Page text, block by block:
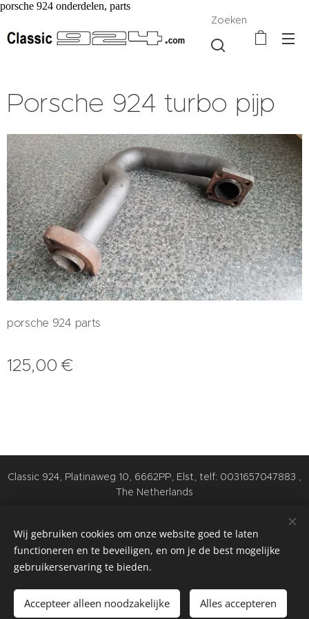
porsche 924 onderdelen, parts
Zoeken
Porsche 924 turbo pijp
porsche 924 parts
125,00 €
Toevoegen aan de winkelwagen
Classic 924, Platinaweg 10, 6662PP, Elst, telf: 0031657047883 ,
The Netherlands
Nederlands
Wij gebruiken cookies om onze website goed te laten
functioneren en te beveiligen, en om je de best mogelijke
gebruikerservaring te bieden.
Accepteer alleen noodzakelijke Alles accepteren